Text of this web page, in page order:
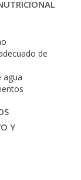
de
agua
Y